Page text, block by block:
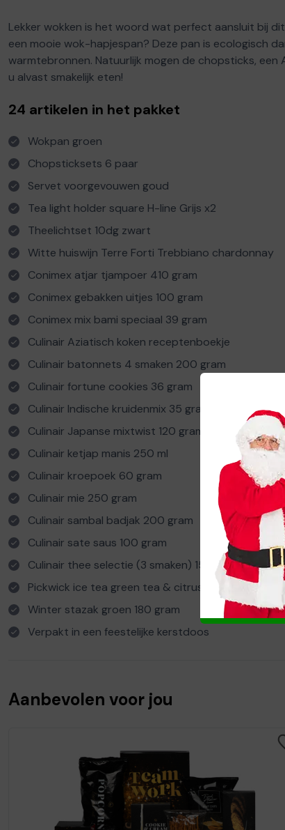
Lekker wokken is het woord wat perfect aansluit bij
een mooie wok-hapjespan? Deze pan is ecologisch
warmtebronnen. Natuurlijk mogen de chopsticks,
u alvast smakelijk eten!
24 artikelen in het pakket
Wokpan groen
Chopsticksets 6 paar
Servet voorgevouwen goud
Tea light holder square H-line Grijs x2
Theelichtset 10dg zwart
Witte huiswijn Terre Forti Trebbiano chardonnay
Conimex atjar tjampoer 410 gram
Conimex gebakken uitjes 100 gram
Conimex mix bami speciaal 39 gram
Culinair Aziatisch koken receptenboekje
Culinair batonnets 4 smaken 200 gram
Culinair fortune cookies 36 gram
Culinair Indische kruidenmix 35 gram
Culinair Japanse mixtwist 120 gram
Culinair ketjap manis 250 ml
Culinair kroepoek 60 gram
Culinair mie 250 gram
Culinair sambal badjak 200 gram
Culinair sate saus 100 gram
Culinair thee selectie (3 smaken) 15 x 2 gram
Pickwick ice tea green tea & citrus groen 1,5 L
Winter stazak groen 180 gram
Verpakt in een feestelijke kerstdoos
Aanbevolen voor jou